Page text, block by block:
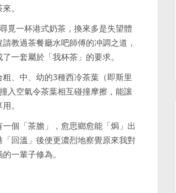
。
覓一杯港式奶茶，換來多是失望體
教過茶餐廳水吧師傅的冲調之道，
一套屬於「我杯茶」的要求。
、中、幼的3種西冷茶葉（即斯里
入空氣令茶葉相互碰撞摩擦，能讓
。
個「茶膽」，愈思鄉愈能「焗」出
回溫」後便更濃烈地察覺原來我對
一輩子修為。